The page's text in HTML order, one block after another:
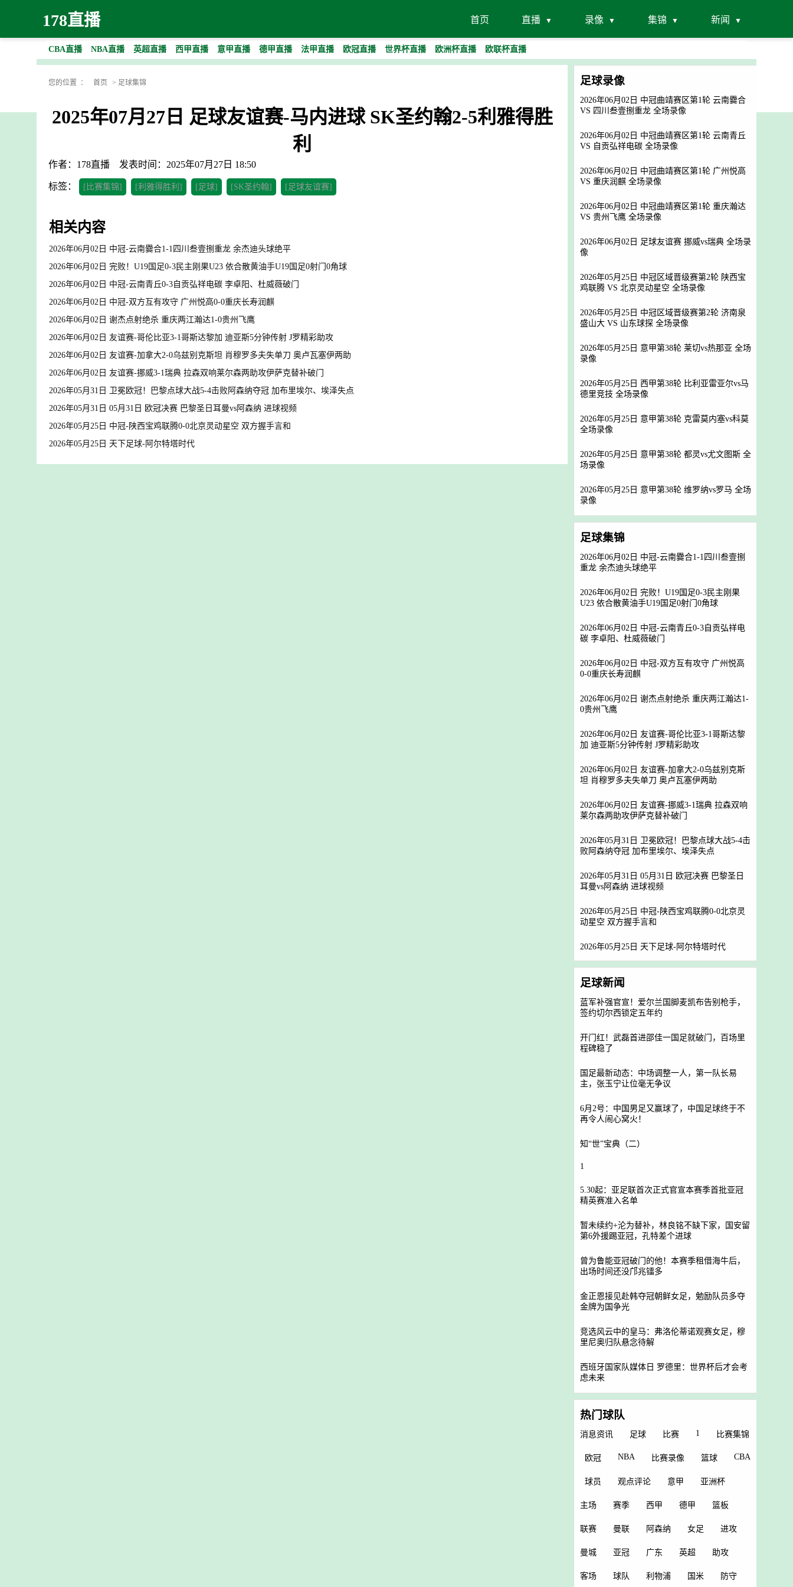
178直播 首页 直播 录像 集锦 新闻
CBA直播 NBA直播 英超直播 西甲直播 意甲直播 德甲直播 法甲直播 欧冠直播 世界杯直播 欧洲杯直播 欧联杯直播
您的位置 ： 首页 > 足球集锦
2025年07月27日 足球友谊赛-马内进球 SK圣约翰2-5利雅得胜
利
作者：178直播 发表时间：2025年07月27日 18:50
标签： [比赛集锦] [利雅得胜利] [足球] [SK圣约翰] [足球友谊赛]
相关内容
2026年06月02日 中冠-云南爨合1-1四川叁壹捌重龙 余杰迪头球绝平
2026年06月02日 完败！U19国足0-3民主刚果U23 依合散黄油手U19国足0射门0角球
2026年06月02日 中冠-云南青丘0-3自贡弘祥电碳 李卓阳、杜威薇破门
2026年06月02日 中冠-双方互有攻守 广州悦高0-0重庆长寿润麒
2026年06月02日 谢杰点射绝杀 重庆两江瀚达1-0贵州飞鹰
2026年06月02日 友谊赛-哥伦比亚3-1哥斯达黎加 迪亚斯5分钟传射 J罗精彩助攻
2026年06月02日 友谊赛-加拿大2-0乌兹别克斯坦 肖穆罗多夫失单刀 奥卢瓦塞伊两助
2026年06月02日 友谊赛-挪威3-1瑞典 拉森双响莱尔森两助攻伊萨克替补破门
2026年05月31日 卫冕欧冠！巴黎点球大战5-4击败阿森纳夺冠 加布里埃尔、埃泽失点
2026年05月31日 05月31日 欧冠决赛 巴黎圣日耳曼vs阿森纳 进球视频
2026年05月25日 中冠-陕西宝鸡联腾0-0北京灵动星空 双方握手言和
2026年05月25日 天下足球-阿尔特塔时代
足球录像
2026年06月02日 中冠曲靖赛区第1轮 云南爨合
VS 四川叁壹捌重龙 全场录像
2026年06月02日 中冠曲靖赛区第1轮 云南青丘
VS 自贡弘祥电碳 全场录像
2026年06月02日 中冠曲靖赛区第1轮 广州悦高
VS 重庆润麒 全场录像
2026年06月02日 中冠曲靖赛区第1轮 重庆瀚达
VS 贵州飞鹰 全场录像
2026年06月02日 足球友谊赛 挪威vs瑞典 全场录
像
2026年05月25日 中冠区域晋级赛第2轮 陕西宝
鸡联腾 VS 北京灵动星空 全场录像
2026年05月25日 中冠区域晋级赛第2轮 济南泉
盛山大 VS 山东球探 全场录像
2026年05月25日 意甲第38轮 莱切vs热那亚 全场
录像
2026年05月25日 西甲第38轮 比利亚雷亚尔vs马
德里竞技 全场录像
2026年05月25日 意甲第38轮 克雷莫内塞vs科莫
全场录像
2026年05月25日 意甲第38轮 都灵vs尤文图斯 全
场录像
2026年05月25日 意甲第38轮 维罗纳vs罗马 全场
录像
足球集锦
2026年06月02日 中冠-云南爨合1-1四川叁壹捌
重龙 余杰迪头球绝平
2026年06月02日 完败！U19国足0-3民主刚果
U23 依合散黄油手U19国足0射门0角球
2026年06月02日 中冠-云南青丘0-3自贡弘祥电
碳 李卓阳、杜威薇破门
2026年06月02日 中冠-双方互有攻守 广州悦高
0-0重庆长寿润麒
2026年06月02日 谢杰点射绝杀 重庆两江瀚达1-
0贵州飞鹰
2026年06月02日 友谊赛-哥伦比亚3-1哥斯达黎
加 迪亚斯5分钟传射 J罗精彩助攻
2026年06月02日 友谊赛-加拿大2-0乌兹别克斯
坦 肖穆罗多夫失单刀 奥卢瓦塞伊两助
2026年06月02日 友谊赛-挪威3-1瑞典 拉森双响
莱尔森两助攻伊萨克替补破门
2026年05月31日 卫冕欧冠！巴黎点球大战5-4击
败阿森纳夺冠 加布里埃尔、埃泽失点
2026年05月31日 05月31日 欧冠决赛 巴黎圣日
耳曼vs阿森纳 进球视频
2026年05月25日 中冠-陕西宝鸡联腾0-0北京灵
动星空 双方握手言和
2026年05月25日 天下足球-阿尔特塔时代
足球新闻
蓝军补强官宣！爱尔兰国脚麦凯布告别枪手，
签约切尔西锁定五年约
开门红！武磊首进邵佳一国足就破门，百场里
程碑稳了
国足最新动态：中场调整一人，第一队长易
主，张玉宁让位毫无争议
6月2号：中国男足又赢球了，中国足球终于不
再令人闹心窝火！
知“世”宝典（二）
1
5.30起：亚足联首次正式官宣本赛季首批亚冠
精英赛准入名单
暂未续约+沦为替补，林良铭不缺下家，国安留
第6外援踢亚冠，孔特差个进球
曾为鲁能亚冠破门的他！本赛季租借海牛后，
出场时间还没邝兆镭多
金正恩接见赴韩夺冠朝鲜女足，勉励队员多夺
金牌为国争光
竞选风云中的皇马：弗洛伦蒂诺观赛女足，穆
里尼奥归队悬念待解
西班牙国家队媒体日 罗德里：世界杯后才会考
虑未来
热门球队
消息资讯 足球 比赛 1 比赛集锦
欧冠 NBA 比赛录像 篮球 CBA
球员 观点评论 意甲 亚洲杯
主场 赛季 西甲 德甲 篮板
联赛 曼联 阿森纳 女足 进攻
曼城 亚冠 广东 英超 助攻
客场 球队 利物浦 国米 防守